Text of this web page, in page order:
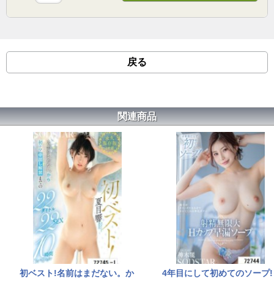
戻る
関連商品
初ベスト!名前はまだない。か 4年目にして初めてのソープ!